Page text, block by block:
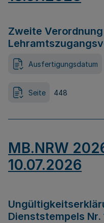
Zweite
Ausfertigungsdatum
Seite 448
MB.NRW
10.07.2026
Dienststempels Nr.